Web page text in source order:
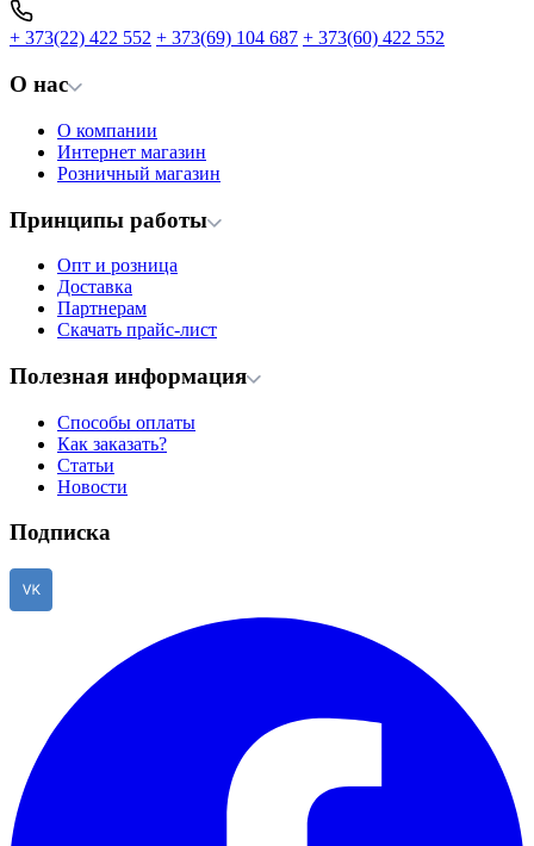
+ 373(22) 422 552 + 373(69) 104 687 + 373(60) 422 552
О нас
О компании
Интернет магазин
Розничный магазин
Принципы работы
Опт и розница
Доставка
Партнерам
Скачать прайс-лист
Полезная информация
Способы оплаты
Как заказать?
Статьи
Новости
Подписка